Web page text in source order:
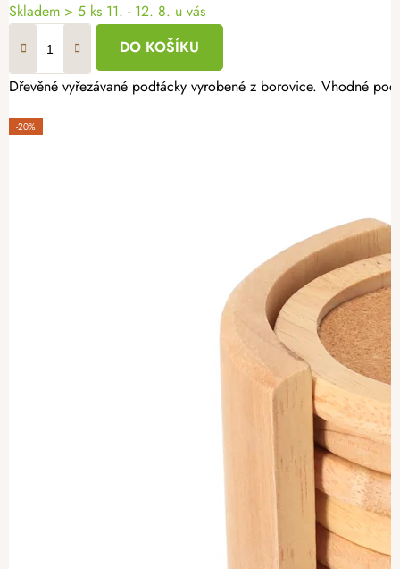
Skladem > 5 ks 11. - 12. 8. u vás
DO KOŠÍKU
Dřevěné vyřezávané podtácky vyrobené z borovice. Vhodné
-20%